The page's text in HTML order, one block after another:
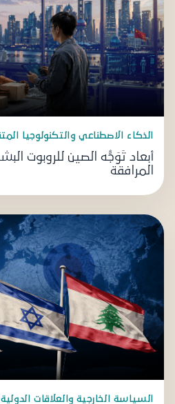
الذكاء الاصطناعي والتكنولوجيا
أبعاد تَوَجُّه الصين للروبوت
المرافقة
السياسة الخارجية والعلاقات الدولية